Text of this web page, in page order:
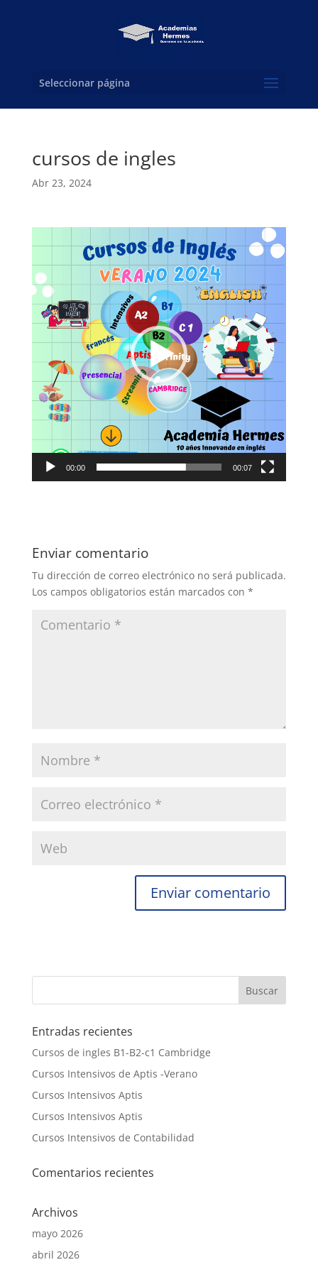
Seleccionar página
cursos de ingles
Abr 23, 2024
de
vídeo
00:00 00:07
Enviar comentario
Tu dirección de correo electrónico no será publicada.
Los campos obligatorios están marcados con *
Entradas recientes
Cursos de ingles B1-B2-c1 Cambridge
Cursos Intensivos de Aptis -Verano
Cursos Intensivos Aptis
Cursos Intensivos Aptis
Cursos Intensivos de Contabilidad
Comentarios recientes
Archivos
mayo 2026
abril 2026